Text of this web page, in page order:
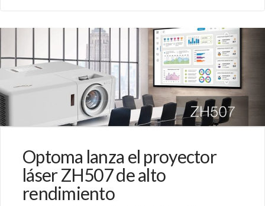
Optoma lanza el proyector
láser ZH507 de alto
rendimiento